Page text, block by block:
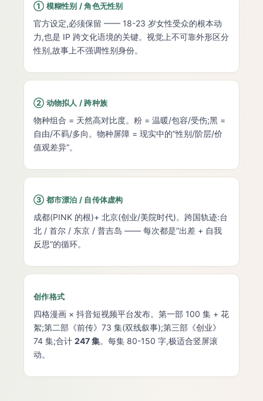
① 模糊性别 / 角色无性别
官方设定,必须保留 —— 18-23 岁女性受众的根本动
力,也是 IP 跨文化语境的关键。视觉上不可靠外形区分
性别,故事上不强调性别身份。
② 动物拟人 / 跨种族
物种组合 = 天然高对比度。粉 = 温暖/包容/受伤;黑 =
自由/不羁/多向。物种屏障 = 现实中的”性别/阶层/价
值观差异”。
③ 都市漂泊 / 自传体虚构
成都(PINK 的根)+ 北京(创业/美院时代)。跨国轨迹:台
北 / 首尔 / 东京 / 普吉岛 —— 每次都是”出差 + 自我
反思”的循环。
创作格式
四格漫画 × 抖音短视频平台发布。第一部 100 集 + 花
絮;第二部《前传》73 集(双线叙事);第三部《创业》
74 集;合计 247 集。每集 80-150 字,极适合竖屏滚
动。